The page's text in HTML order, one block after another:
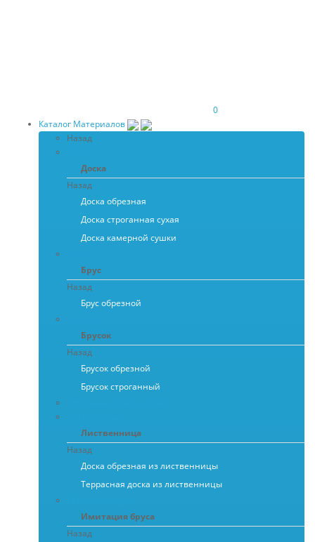
0
Каталог Материалов
Назад
Доска
Назад
Доска обрезная
Доска строганная сухая
Доска камерной сушки
Брус
Назад
Брус обрезной
Брусок
Назад
Брусок обрезной
Брусок строганный
Лиственница
Назад
Доска обрезная из лиственницы
Террасная доска из лиственницы
Имитация бруса
Назад